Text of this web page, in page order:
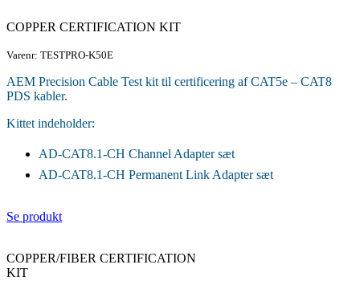
COPPER CERTIFICATION KIT
Varenr: TESTPRO-K50E
AEM Precision Cable Test kit til certificering af CAT5e – CAT8
PDS kabler.
Kittet indeholder:
AD-CAT8.1-CH Channel Adapter sæt
AD-CAT8.1-CH Permanent Link Adapter sæt
Se produkt
COPPER/FIBER CERTIFICATION
KIT